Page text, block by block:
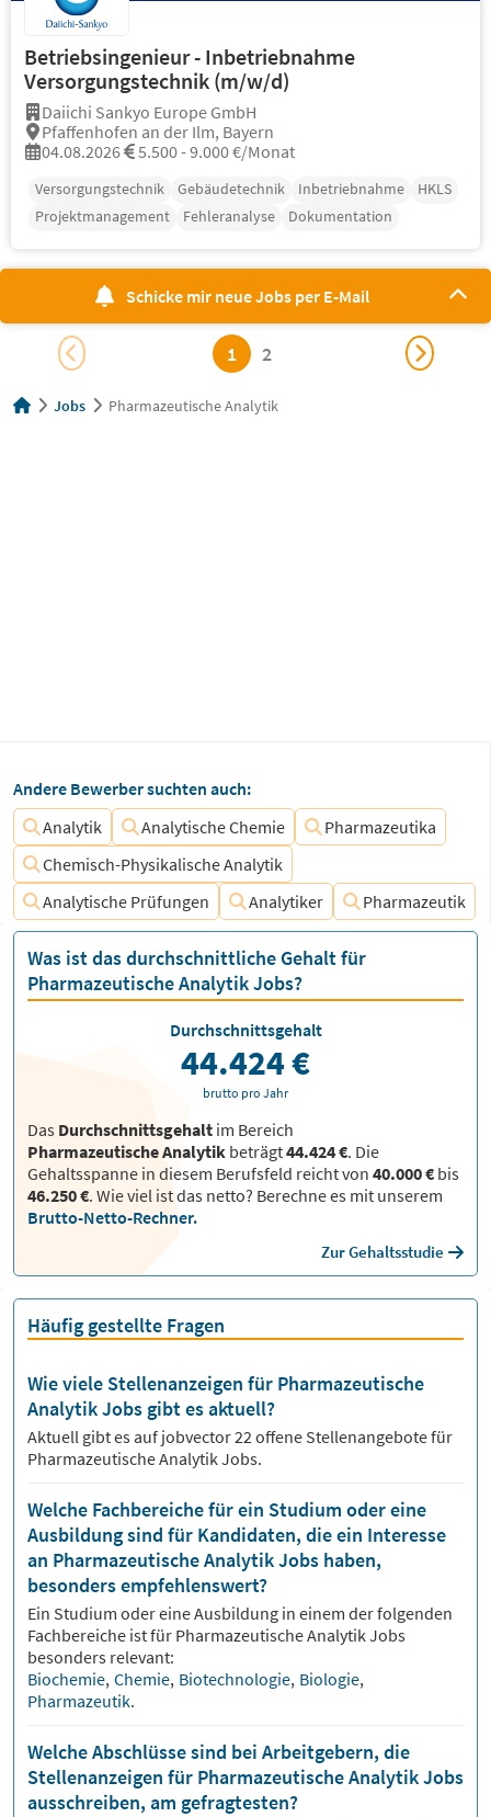
Betriebsingenieur - Inbetriebnahme
Versorgungstechnik (m/w/d)
Daiichi Sankyo Europe GmbH
Pfaffenhofen an der Ilm, Bayern
04.08.2026
5.500 - 9.000 €/Monat
Versorgungstechnik Gebäudetechnik Inbetriebnahme
HKLS
Projektmanagement
Fehleranalyse Dokumentation
Schicke mir neue Jobs per E-Mail
1 2
Jobs Pharmazeutische Analytik
Andere Bewerber suchten auch:
Analytik
Analytische Chemie
Pharmazeutika
Chemisch-Physikalische Analytik
Analytische Prüfungen
Analytiker Pharmazeutik
Was ist das durchschnittliche Gehalt für
Pharmazeutische Analytik Jobs?
Das Durchschnittsgehalt im Bereich
Pharmazeutische Analytik beträgt44.424 €. Die
Gehaltsspanne in diesem Berufsfeld reicht von 40.000 € bis
46.250 €. Wie viel ist das netto? Berechne es mit unserem
Brutto-Netto-Rechner.
Zur Gehaltsstudie
Durchschnittsgehalt
44.424 €
brutto pro Jahr
Häufig gestellte Fragen
Wie viele Stellenanzeigen für Pharmazeutische
Analytik Jobs gibt es aktuell?
Aktuell gibt es auf jobvector22offene Stellenangebote für
Pharmazeutische Analytik Jobs.
Welche Fachbereiche für ein Studium oder eine
Ausbildung sind für Kandidaten, die ein Interesse
an Pharmazeutische Analytik Jobs haben,
besonders empfehlenswert?
Ein Studium oder eine Ausbildung in einem der folgenden
Fachbereiche ist für Pharmazeutische AnalytikJobs
besonders relevant:
Biochemie, Chemie, Biotechnologie, Biologie,
Pharmazeutik.
Welche Abschlüsse sind bei Arbeitgebern, die
Stellenanzeigen für Pharmazeutische Analytik Jobs
ausschreiben, am gefragtesten?